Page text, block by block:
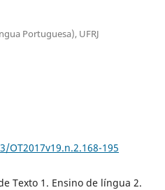
Portuguesa), UFRJ
195
Texto 1. Ensino de língua 2.